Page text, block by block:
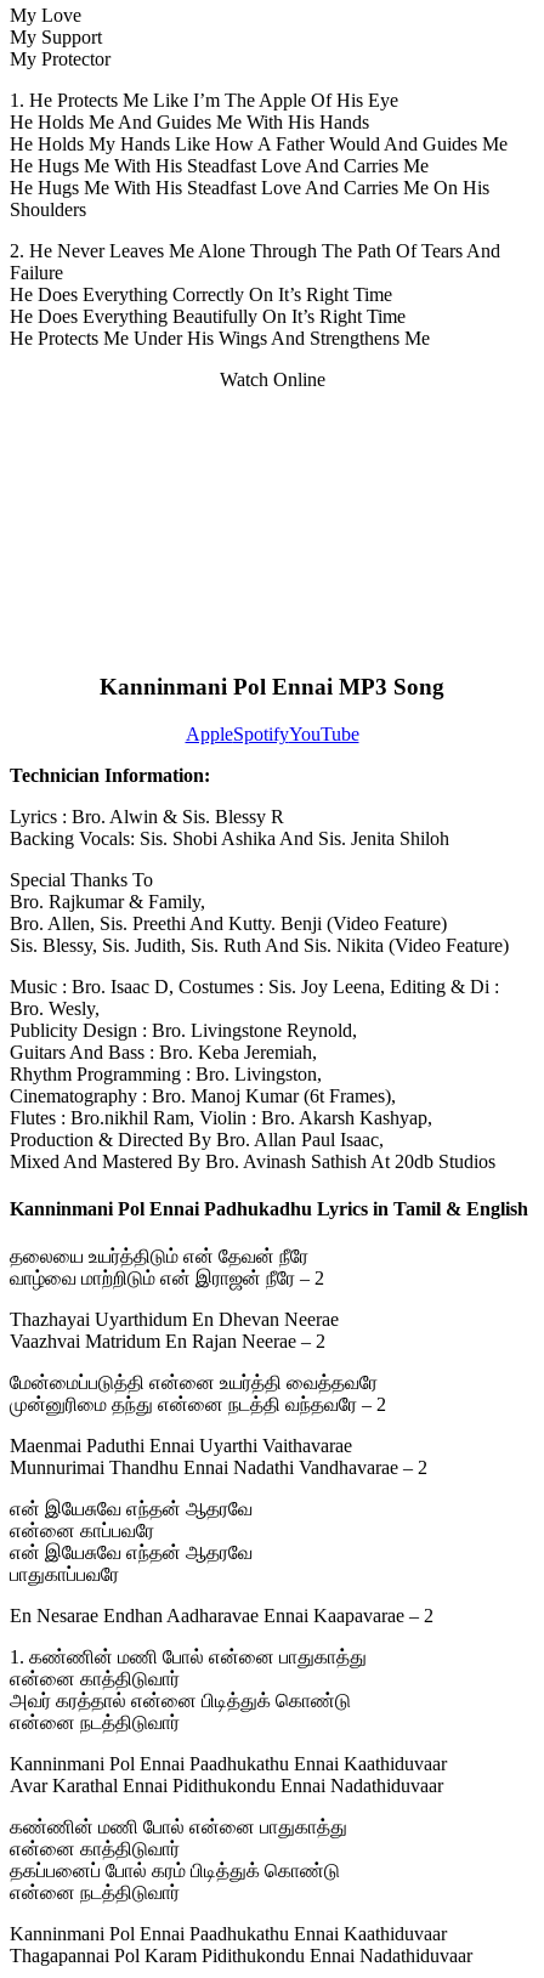
My Love
My Support
My Protector
1. He Protects Me Like I’m The Apple Of His Eye
He Holds Me And Guides Me With His Hands
He Holds My Hands Like How A Father Would And Guides Me
He Hugs Me With His Steadfast Love And Carries Me
He Hugs Me With His Steadfast Love And Carries Me On His
Shoulders
2. He Never Leaves Me Alone Through The Path Of Tears And
Failure
He Does Everything Correctly On It’s Right Time
He Does Everything Beautifully On It’s Right Time
He Protects Me Under His Wings And Strengthens Me
Watch Online
Kanninmani Pol Ennai MP3 Song
AppleSpotifyYouTube
Technician Information:
Lyrics : Bro. Alwin & Sis. Blessy R
Backing Vocals: Sis. Shobi Ashika And Sis. Jenita Shiloh
Special Thanks To
Bro. Rajkumar & Family,
Bro. Allen, Sis. Preethi And Kutty. Benji (Video Feature)
Sis. Blessy, Sis. Judith, Sis. Ruth And Sis. Nikita (Video Feature)
Music : Bro. Isaac D, Costumes : Sis. Joy Leena, Editing & Di :
Bro. Wesly,
Publicity Design : Bro. Livingstone Reynold,
Guitars And Bass : Bro. Keba Jeremiah,
Rhythm Programming : Bro. Livingston,
Cinematography : Bro. Manoj Kumar (6t Frames),
Flutes : Bro.nikhil Ram, Violin : Bro. Akarsh Kashyap,
Production & Directed By Bro. Allan Paul Isaac,
Mixed And Mastered By Bro. Avinash Sathish At 20db Studios
Kanninmani Pol Ennai Padhukadhu Lyrics in Tamil & English
தலையை உயர்த்திடும் என் தேவன் நீரே
வாழ்வை மாற்றிடும் என் இராஜன் நீரே – 2
Thazhayai Uyarthidum En Dhevan Neerae
Vaazhvai Matridum En Rajan Neerae – 2
மேன்மைப்படுத்தி என்னை உயர்த்தி வைத்தவரே
முன்னுரிமை தந்து என்னை நடத்தி வந்தவரே – 2
Maenmai Paduthi Ennai Uyarthi Vaithavarae
Munnurimai Thandhu Ennai Nadathi Vandhavarae – 2
என் இயேசுவே எந்தன் ஆதரவே
என்னை காப்பவரே
என் இயேசுவே எந்தன் ஆதரவே
பாதுகாப்பவரே
En Nesarae Endhan Aadharavae Ennai Kaapavarae – 2
1. கண்ணின் மணி போல் என்னை பாதுகாத்து
என்னை காத்திடுவார்
அவர் கரத்தால் என்னை பிடித்துக் கொண்டு
என்னை நடத்திடுவார்
Kanninmani Pol Ennai Paadhukathu Ennai Kaathiduvaar
Avar Karathal Ennai Pidithukondu Ennai Nadathiduvaar
கண்ணின் மணி போல் என்னை பாதுகாத்து
என்னை காத்திடுவார்
தகப்பனைப் போல் கரம் பிடித்துக் கொண்டு
என்னை நடத்திடுவார்
Kanninmani Pol Ennai Paadhukathu Ennai Kaathiduvaar
Thagapannai Pol Karam Pidithukondu Ennai Nadathiduvaar